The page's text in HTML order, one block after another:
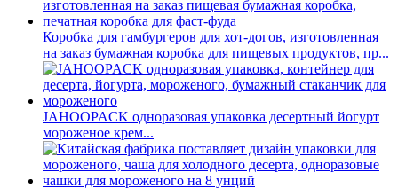
Коробка для гамбургеров для хот-догов, изготовленная
на заказ бумажная коробка для пищевых продуктов, пр...
JAHOOPACK одноразовая упаковка десертный йогурт
мороженое крем...